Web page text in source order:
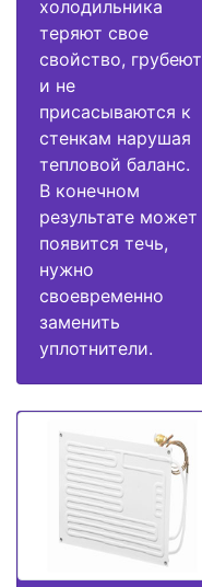
холодильника
теряют свое
свойство, грубеют
и не
присасываются к
стенкам нарушая
тепловой баланс.
В конечном
результате может
появится течь,
нужно
своевременно
заменить
уплотнители.